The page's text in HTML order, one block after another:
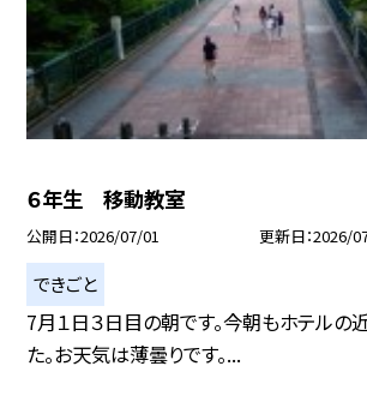
６年生 移動教室
公開日 2026/07/01 更新日 2026/
できごと
7月１日３日目の朝です。今朝もホテルの
た。お天気は薄曇りです。...